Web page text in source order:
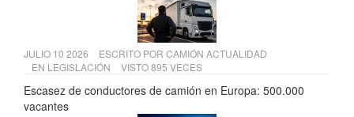
JULIO 10 2026 ESCRITO POR CAMIÓN ACTUALIDAD
EN LEGISLACIÓN VISTO 895 VECES
Escasez de conductores de camión en Europa: 500.000
vacantes